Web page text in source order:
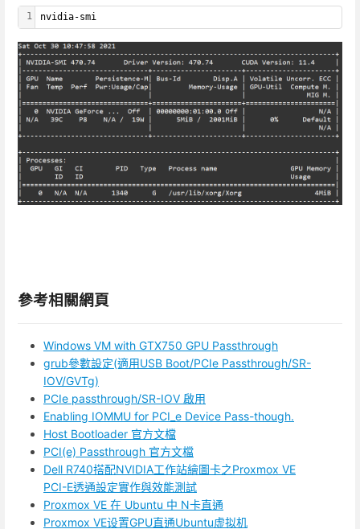
1 nvidia-smi
參考相關網頁
Windows VM with GTX750 GPU Passthrough
grub參數設定(適用USB Boot/PCIe Passthrough/SR-
IOV/GVTg)
PCIe passthrough/SR-IOV 啟用
Enabling IOMMU for PCI_e Device Pass-though.
Host Bootloader 官方文檔
PCI(e) Passthrough 官方文檔
Dell R740搭配NVIDIA工作站繪圖卡之Proxmox VE
PCI-E透通設定實作與效能測試
Proxmox VE 在 Ubuntu 中 N卡直通
Proxmox VE设置GPU直通Ubuntu虚拟机